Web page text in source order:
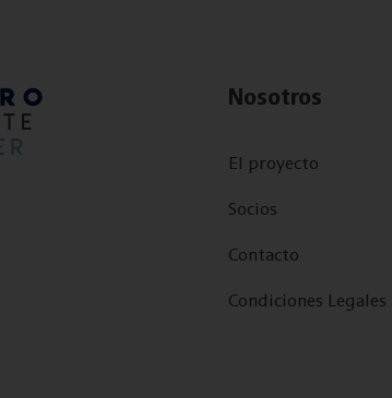
Nosotros
El proyecto
Socios
Contacto
Condiciones Legales